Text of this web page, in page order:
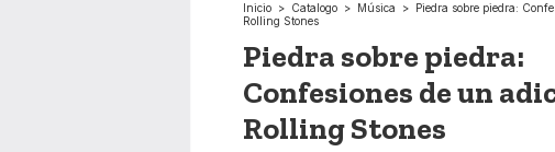
Inicio > Catalogo > Música > Piedra sobre piedra:
Rolling Stones
Piedra sobre piedra:
Confesiones de un
Rolling Stones